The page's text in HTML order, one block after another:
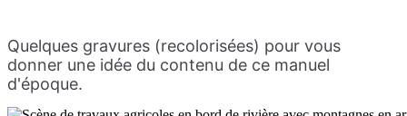
Quelques gravures (recolorisées) pour vous
donner une idée du contenu de ce manuel
d'époque.